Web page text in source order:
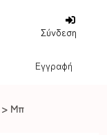
Σύνδεση
Εγγραφή
> Μπ